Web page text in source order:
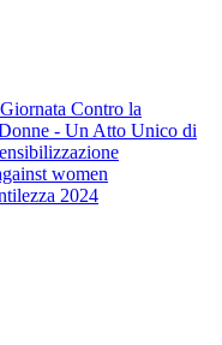
Contro la
- Un Atto Unico di
women
2024